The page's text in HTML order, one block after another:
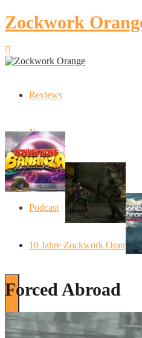
Zockwork
Reviews
News
Artikel
Podcast
10 Jahre Zockwork Orange
Forced Abroad